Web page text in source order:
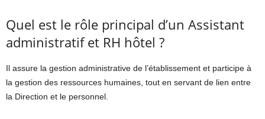
Quel est le rôle principal d’un Assistant
administratif et RH hôtel ?
Il assure la gestion administrative de l’établissement et participe à
la gestion des ressources humaines, tout en servant de lien entre
la Direction et le personnel.